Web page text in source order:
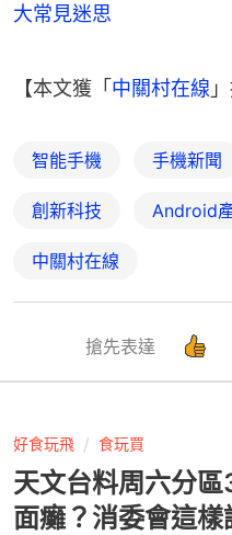
大常見迷思
【本文獲「中關村在線
智能手機 手機新聞
創新科技 Android
中關村在線
搶先表達
好食玩飛 食玩買
天文台料周六分
面癱？消委會這樣